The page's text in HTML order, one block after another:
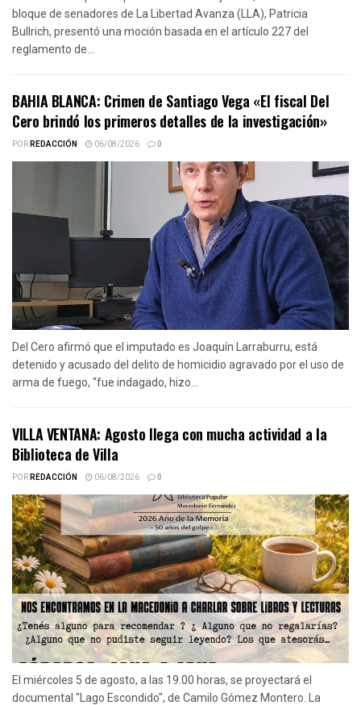
bloque de senadores de La Libertad Avanza (LLA), Patricia
Bullrich, presentó una moción basada en el artículo 227 del
reglamento de...
BAHIA BLANCA: Crimen de Santiago Vega «El fiscal Del
Cero brindó los primeros detalles de la investigación»
PORREDACCIÓN 06/08/2026 0
Del Cero afirmó que el imputado es Joaquín Larraburru, está
detenido y acusado del delito de homicidio agravado por el uso de
arma de fuego, “fue indagado, hizo...
VILLA VENTANA: Agosto llega con mucha actividad a la
Biblioteca de Villa
PORREDACCIÓN 06/08/2026 0
El miércoles 5 de agosto, a las 19.00 horas, se proyectará el
documental "Lago Escondido", de Camilo Gómez Montero. La